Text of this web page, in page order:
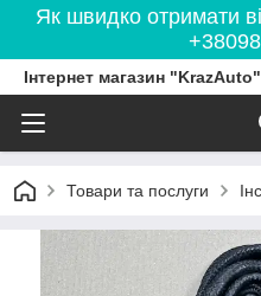
Як швидко отримати
Інтернет магазин "KrazAuto"
Товари та послуги